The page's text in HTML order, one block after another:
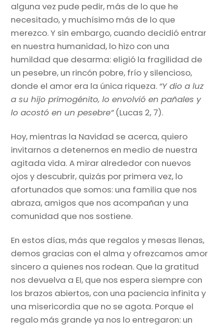
alguna vez pude pedir, más de lo que he
necesitado, y muchísimo más de lo que
merezco. Y sin embargo, cuando decidió entrar
en nuestra humanidad, lo hizo con una
humildad que desarma: eligió la fragilidad de
un pesebre, un rincón pobre, frío y silencioso,
donde el amor era la única riqueza. “Y dio a luz
a su hijo primogénito, lo envolvió en pañales y
lo acostó en un pesebre”(Lucas 2, 7).
Hoy, mientras la Navidad se acerca, quiero
invitarnos a detenernos en medio de nuestra
agitada vida. A mirar alrededor con nuevos
ojos y descubrir, quizás por primera vez, lo
afortunados que somos: una familia que nos
abraza, amigos que nos acompañan y una
comunidad que nos sostiene.
En estos días, más que regalos y mesas llenas,
demos gracias con el alma y ofrezcamos amor
sincero a quienes nos rodean. Que la gratitud
nos devuelva a El, que nos espera siempre con
los brazos abiertos, con una paciencia infinita y
una misericordia que no se agota. Porque el
regalo más grande ya nos lo entregaron: un